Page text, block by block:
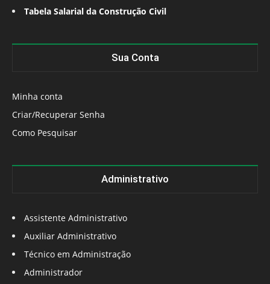
Tabela Salarial da Construção Civil
Sua Conta
Minha conta
Criar/Recuperar Senha
Como Pesquisar
Administrativo
Assistente Administrativo
Auxiliar Administrativo
Técnico em Administração
Administrador